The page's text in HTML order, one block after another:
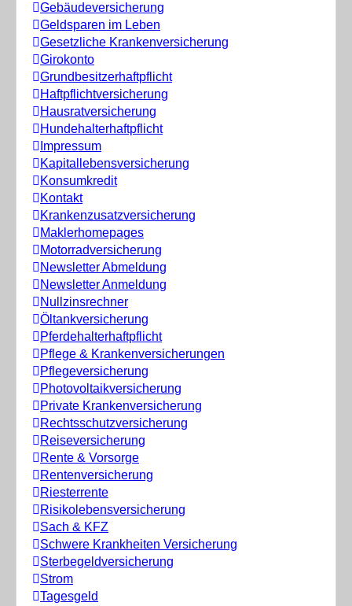
Gebäudeversicherung
Geldsparen im Leben
Gesetzliche Krankenversicherung
Girokonto
Grundbesitzerhaftpflicht
Haftpflichtversicherung
Hausratversicherung
Hundehalterhaftpflicht
Impressum
Kapitallebensversicherung
Konsumkredit
Kontakt
Krankenzusatzversicherung
Maklerhomepages
Motorradversicherung
Newsletter Abmeldung
Newsletter Anmeldung
Nullzinsrechner
Öltankversicherung
Pferdehalterhaftpflicht
Pflege & Krankenversicherungen
Pflegeversicherung
Photovoltaikversicherung
Private Krankenversicherung
Rechtsschutzversicherung
Reiseversicherung
Rente & Vorsorge
Rentenversicherung
Riesterrente
Risikolebensversicherung
Sach & KFZ
Schwere Krankheiten Versicherung
Sterbegeldversicherung
Strom
Tagesgeld